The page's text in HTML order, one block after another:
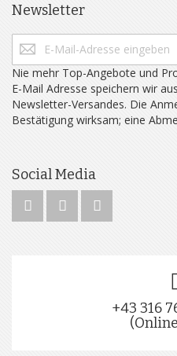
Newsletter
Nie mehr Top-Angebote und
E-Mail Adresse speichern wir
Newsletter-Versandes. Die
Bestätigung wirksam; eine
Social Media
+43 316